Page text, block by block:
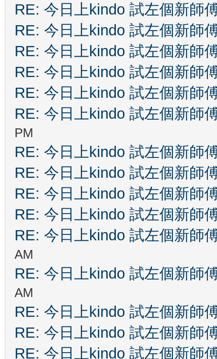
RE: 今日上kindo 試左個新師
RE: 今日上kindo 試左個新師
RE: 今日上kindo 試左個新師
RE: 今日上kindo 試左個新師
RE: 今日上kindo 試左個新師
RE: 今日上kindo 試左個新師
PM
RE: 今日上kindo 試左個新師
RE: 今日上kindo 試左個新師
RE: 今日上kindo 試左個新師
RE: 今日上kindo 試左個新師
RE: 今日上kindo 試左個新師
AM
RE: 今日上kindo 試左個新師
AM
RE: 今日上kindo 試左個新師
RE: 今日上kindo 試左個新師
RE: 今日上kindo 試左個新師